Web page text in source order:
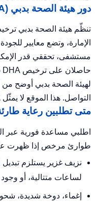
دور هيئة الصحة بدبي (DHA)
تنظّم هيئة الصحة بدبي
الإمارة، وتضع معايير
مستشفى، تحققي قدر
لهيئة الصحة بدبي أوضح من
التواصل. هذا الموقع لا يمثّل DHA ولا يقدّم حجوزات عبرها.
متى تطلبين رعاية
اطلبي مساعدة فورية عبر
طوارئ مرخص إذا ظهرت
نزيف غزير يستلزم
لساعات متتالية، أو
إغماء، دوخة شديدة،